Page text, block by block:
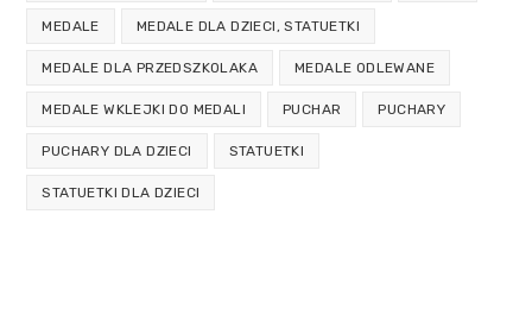
MEDALE MEDALE DLA DZIECI, STATUETKI
MEDALE DLA PRZEDSZKOLAKA MEDALE ODLEWANE
MEDALE WKLEJKI DO MEDALI PUCHAR PUCHARY
PUCHARY DLA DZIECI STATUETKI
STATUETKI DLA DZIECI